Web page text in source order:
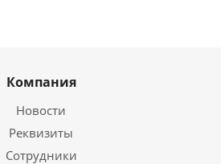
Компания
Новости
Реквизиты
Сотрудники